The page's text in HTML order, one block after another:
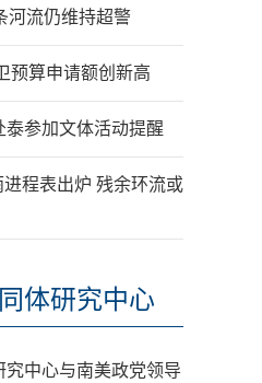
河流仍维持超警
预算申请额创新高
参加文体活动提醒
进程表出炉 残余环流或
体研究中心
究中心与南美政党领导